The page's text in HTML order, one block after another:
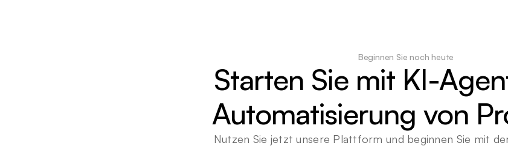
Beginnen Sie noch heute
Starten Sie mit KI-
Automatisierung von
Nutzen Sie jetzt unsere Plattform und beginnen Sie mit